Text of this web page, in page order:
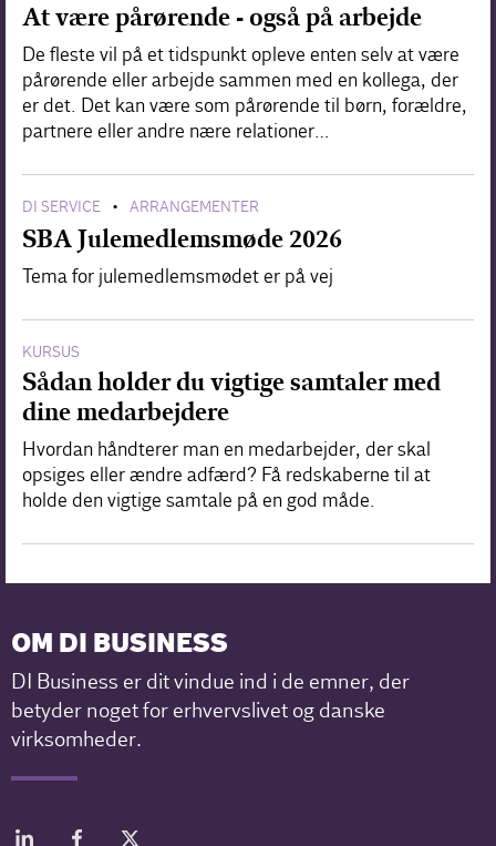
At være pårørende - også på arbejde
De fleste vil på et tidspunkt opleve enten selv at være
pårørende eller arbejde sammen med en kollega, der
er det. Det kan være som pårørende til børn, forældre,
partnere eller andre nære relationer…
DI SERVICE • ARRANGEMENTER
SBA Julemedlemsmøde 2026
Tema for julemedlemsmødet er på vej
KURSUS
Sådan holder du vigtige samtaler med
dine medarbejdere
Hvordan håndterer man en medarbejder, der skal
opsiges eller ændre adfærd? Få redskaberne til at
holde den vigtige samtale på en god måde.
OM DI BUSINESS
DI Business er dit vindue ind i de emner, der
betyder noget for erhvervslivet og danske
virksomheder.